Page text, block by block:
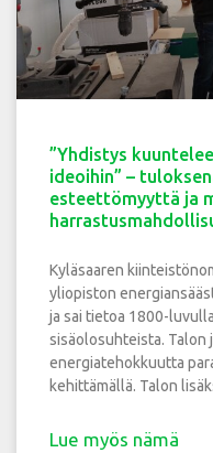
”Yhdistys
ideoihin” –
esteettömyyttä ja
Kyläsaaren
yliopiston
ja sai tietoa 1800-
sisäolosuhteista. Talon
energiatehokkuutta
kehittämällä. Talon
Lue myös nämä